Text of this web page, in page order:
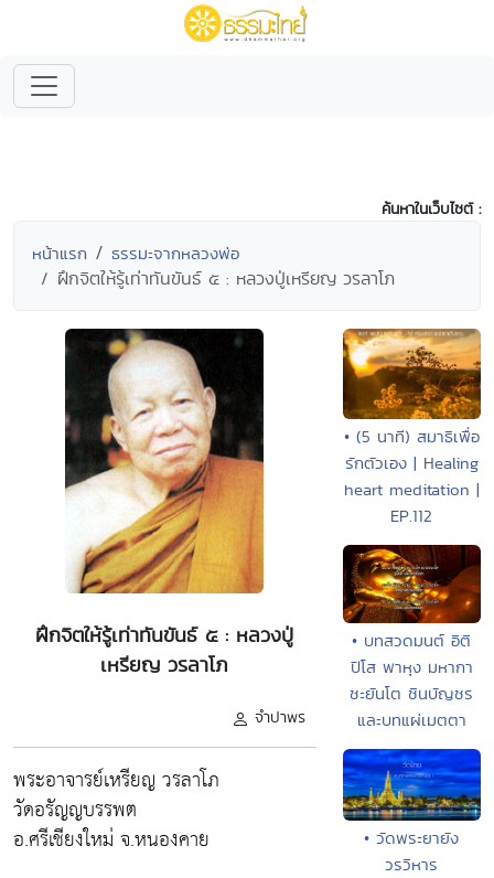
ค้นหาในเว็บไซต์ :
หน้าแรก ธรรมะจากหลวงพ่อ
ฝึกจิตให้รู้เท่าทันขันธ์ ๕ : หลวงปู่เหรียญ วรลาโภ
ฝึกจิตให้รู้เท่าทันขันธ์ ๕ : หลวงปู่
เหรียญ วรลาโภ
จำปาพร
พระอาจารย์เหรียญ วรลาโภ
วัดอรัญญบรรพต
อ.ศรีเชียงใหม่ จ.หนองคาย
• (5 นาที) สมาธิเพื่อ
รักตัวเอง | Healing
heart meditation |
EP.112
• บทสวดมนต์ อิติ
ปิโส พาหุง มหากา
ชะยันโต ชินบัญชร
และบทแผ่เมตตา
• วัดพระยายัง
วรวิหาร